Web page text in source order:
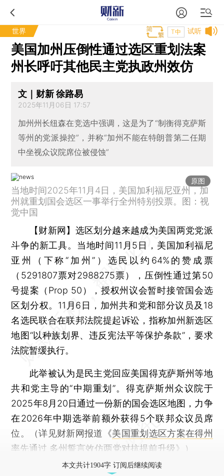
世界 试听
T中
美国加州压倒性通过选区重划法案
州长呼吁其他民主党执政州效仿
文｜财新 徐路易
2025年11月06日 17:57
加州州长纽森在竞选中强调，这是为了“制衡得克萨斯
等州的党派操控”，并称“加州不能在特朗普第二任期
中坐视众议院席位被侵蚀”
原图
当地时间2025年11月4日，美国加利福尼亚州，加
州就重划国会选区一事举行全州特别投票。图：视
觉中国
【财新网】 选区划分越来越成为美国两党党派
斗争的新工具。当地时间11月5日，美国加利福尼
亚州（下称“加州”）选民以约64%的赞成票
（5291807票对2988275票），压倒性通过第50
号提案（Prop 50），授权州议会暂时接管国会选
区划分权。11月6日，加州共和党和部分议员及18
名选民联合在联邦法院提起诉讼，指称加州新选区
地图“以种族划界、违反宪法平等保护条款”，要求
法院暂缓执行。
此举被认为是民主党回应美国得克萨斯州等地
共和党主导的“中期重划”。得克萨斯州众议院于
2025年8月20日通过一份新的国会选区地图，力争
在2026年中期选举前额外获得5个联邦众议员席
位。（详见财新网报道《美国重划选区方案在得州
率先通过 多州誓言效仿两党对抗提前升级》）
本文共计1904字 订阅后继续阅读